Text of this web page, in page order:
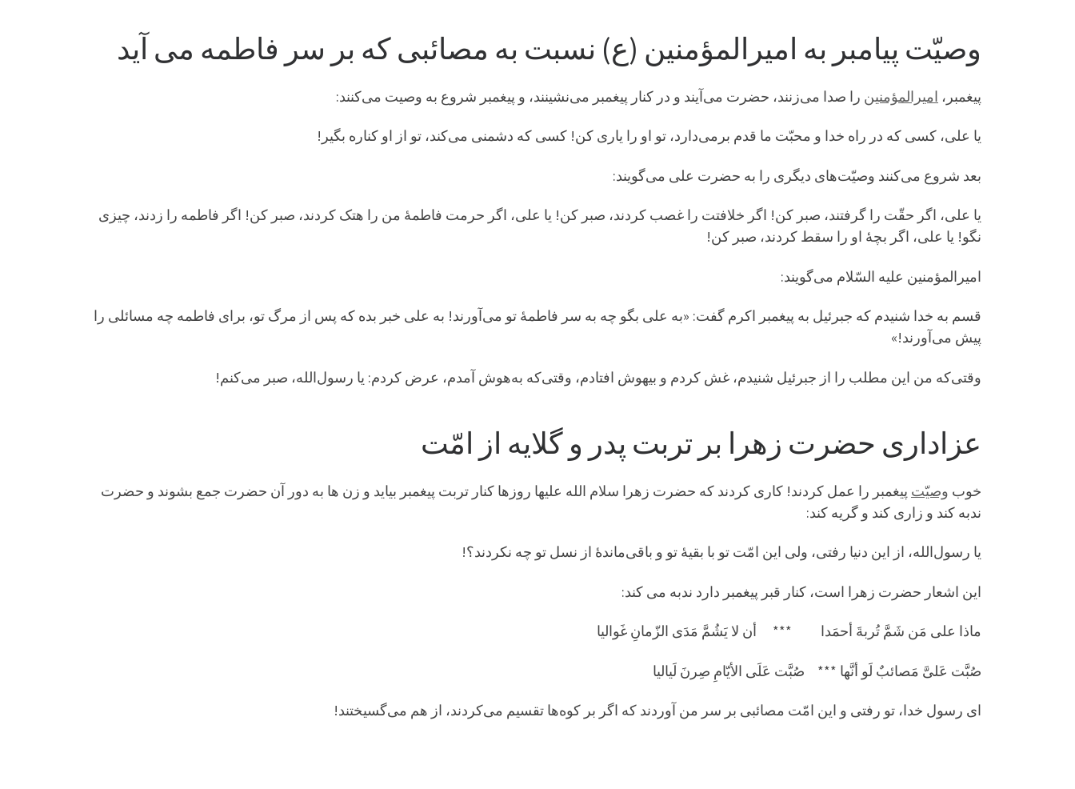
وصیّت پیامبر به امیرالمؤمنین (ع) نسبت به مصائبی که بر سر فاطمه می آید
پیغمبر، امیرالمؤمنین را صدا می‌زنند، حضرت می‌آیند و در کنار پیغمبر می‌نشینند، و پیغمبر شروع به وصیت می‌کنند:
یا علی، کسی که در راه خدا و محبّت ما قدم برمی‌دارد، تو او را یاری کن! کسی که دشمنی می‌کند، تو از او کناره بگیر!
بعد شروع می‌کنند وصیّت‌های دیگری را به حضرت علی می‌گویند:
یا علی، اگر حقّت را گرفتند، صبر کن! اگر خلافتت را غصب کردند، صبر کن! یا علی، اگر حرمت فاطمۀ من را هتک کردند، صبر کن! اگر فاطمه را زدند، چیزی
نگو! یا علی، اگر بچۀ او را سقط کردند، صبر کن!
امیرالمؤمنین علیه السّلام می‌گویند:
قسم به خدا شنیدم که جبرئیل به پیغمبر اکرم گفت: «به علی بگو چه به سر فاطمۀ تو می‌آورند! به علی خبر بده که پس از مرگ تو، برای فاطمه چه مسائلی را
پیش می‌آورند!»
وقتی‌که من این مطلب را از جبرئیل شنیدم، غش کردم و بیهوش افتادم، وقتی‌که به‌هوش آمدم، عرض کردم: یا رسول‌الله، صبر می‌کنم!
عزاداری حضرت زهرا بر تربت پدر و گلایه از امّت
خوب وصیّت پیغمبر را عمل کردند! کاری کردند که حضرت زهرا سلام الله علیها روزها کنار تربت پیغمبر بیاید و زن ها به دور آن حضرت جمع بشوند و حضرت
ندبه کند و زاری کند و گریه کند:
یا رسول‌الله، از این دنیا رفتی، ولی این امّت تو با بقیۀ تو و باقی‌ماندۀ از نسل تو چه نکردند؟!
این اشعار حضرت زهرا است، کنار قبر پیغمبر دارد ندبه می کند:
ماذا علی مَن شَمَّ تُربةَ أحمَدا *** أن لا یَشُمَّ مَدَی الزّمانِ غَوالیا
صُبَّت عَلیَّ مَصائبٌ لَو أنَّها *** صُبَّت عَلَی الأیّامِ صِرنَ لَیالیا
ای رسول خدا، تو رفتی و این امّت مصائبی بر سر من آوردند که اگر بر کوه‌ها تقسیم می‌کردند، از هم می‌گسیختند!